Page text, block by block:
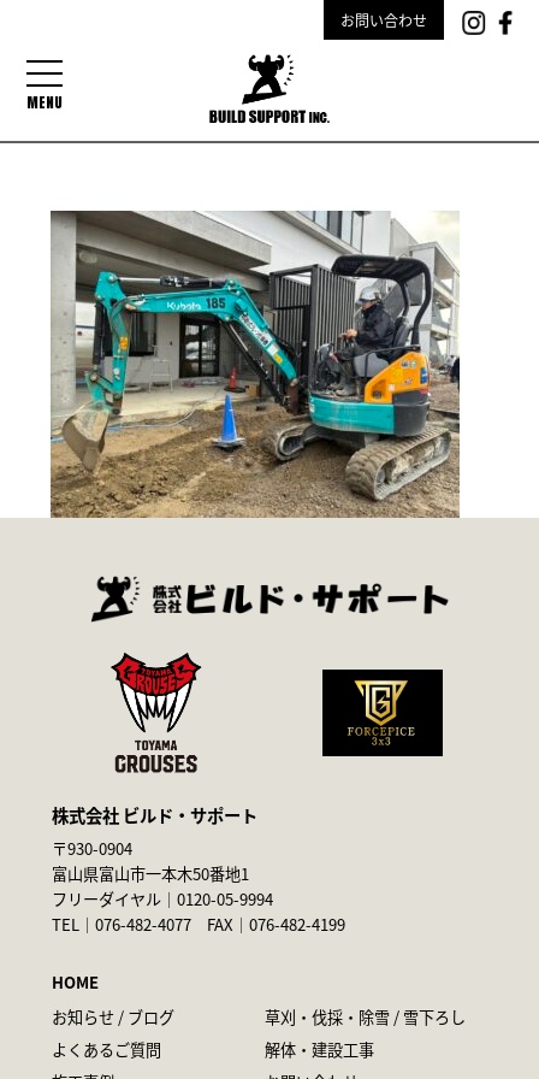
お問い合わせ
MENU
株式会社 ビルド・サポート
〒930-0904
富山県富山市一本木50番地1
フリーダイヤル｜0120-05-9994
TEL｜076-482-4077 FAX｜076-482-4199
HOME
お知らせ / ブログ
草刈・伐採・除雪 / 雪下ろし
よくあるご質問
解体・建設工事